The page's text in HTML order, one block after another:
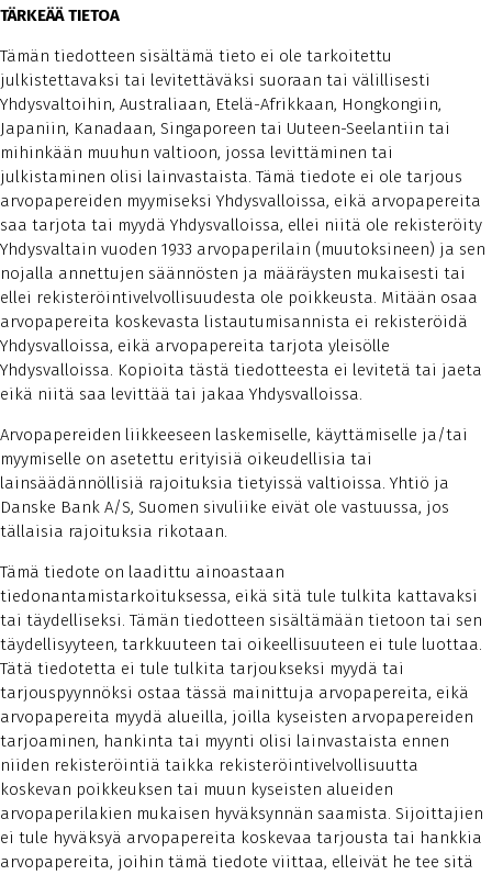
TÄRKEÄÄ TIETOA
Tämän tiedotteen sisältämä tieto ei ole tarkoitettu
julkistettavaksi tai levitettäväksi suoraan tai välillisesti
Yhdysvaltoihin, Australiaan, Etelä-Afrikkaan, Hongkongiin,
Japaniin, Kanadaan, Singaporeen tai Uuteen-Seelantiin tai
mihinkään muuhun valtioon, jossa levittäminen tai
julkistaminen olisi lainvastaista. Tämä tiedote ei ole tarjous
arvopapereiden myymiseksi Yhdysvalloissa, eikä arvopapereita
saa tarjota tai myydä Yhdysvalloissa, ellei niitä ole rekisteröity
Yhdysvaltain vuoden 1933 arvopaperilain (muutoksineen) ja sen
nojalla annettujen säännösten ja määräysten mukaisesti tai
ellei rekisteröintivelvollisuudesta ole poikkeusta. Mitään osaa
arvopapereita koskevasta listautumisannista ei rekisteröidä
Yhdysvalloissa, eikä arvopapereita tarjota yleisölle
Yhdysvalloissa. Kopioita tästä tiedotteesta ei levitetä tai jaeta
eikä niitä saa levittää tai jakaa Yhdysvalloissa.
Arvopapereiden liikkeeseen laskemiselle, käyttämiselle ja/tai
myymiselle on asetettu erityisiä oikeudellisia tai
lainsäädännöllisiä rajoituksia tietyissä valtioissa. Yhtiö ja
Danske Bank A/S, Suomen sivuliike eivät ole vastuussa, jos
tällaisia rajoituksia rikotaan.
Tämä tiedote on laadittu ainoastaan
tiedonantamistarkoituksessa, eikä sitä tule tulkita kattavaksi
tai täydelliseksi. Tämän tiedotteen sisältämään tietoon tai sen
täydellisyyteen, tarkkuuteen tai oikeellisuuteen ei tule luottaa.
Tätä tiedotetta ei tule tulkita tarjoukseksi myydä tai
tarjouspyynnöksi ostaa tässä mainittuja arvopapereita, eikä
arvopapereita myydä alueilla, joilla kyseisten arvopapereiden
tarjoaminen, hankinta tai myynti olisi lainvastaista ennen
niiden rekisteröintiä taikka rekisteröintivelvollisuutta
koskevan poikkeuksen tai muun kyseisten alueiden
arvopaperilakien mukaisen hyväksynnän saamista. Sijoittajien
ei tule hyväksyä arvopapereita koskevaa tarjousta tai hankkia
arvopapereita, joihin tämä tiedote viittaa, elleivät he tee sitä